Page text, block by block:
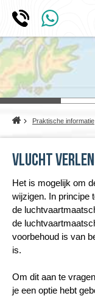
Home Praktische informatie
Vlucht
Het is mogelijk om
wijzigen. In principe
de
de
voorbehoud is van
is.
Om dit aan te
je een optie hebt